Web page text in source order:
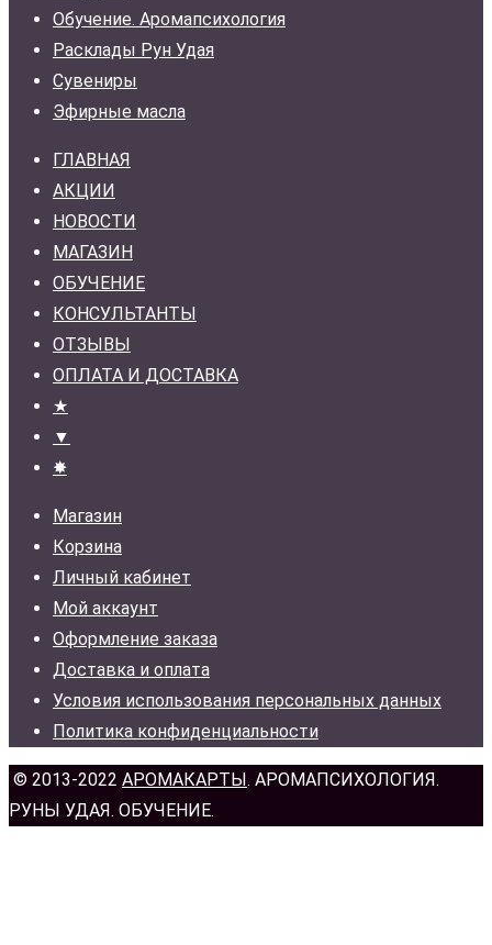
Обучение. Аромапсихология
Расклады Рун Удая
Сувениры
Эфирные масла
ГЛАВНАЯ
АКЦИИ
НОВОСТИ
МАГАЗИН
ОБУЧЕНИЕ
КОНСУЛЬТАНТЫ
ОТЗЫВЫ
ОПЛАТА И ДОСТАВКА
★
▼
✸
Магазин
Корзина
Личный кабинет
Мой аккаунт
Оформление заказа
Доставка и оплата
Условия использования персональных данных
Политика конфиденциальности
© 2013-2022 АРОМАКАРТЫ . АРОМАПСИХОЛОГИЯ.
РУНЫ УДАЯ. ОБУЧЕНИЕ.